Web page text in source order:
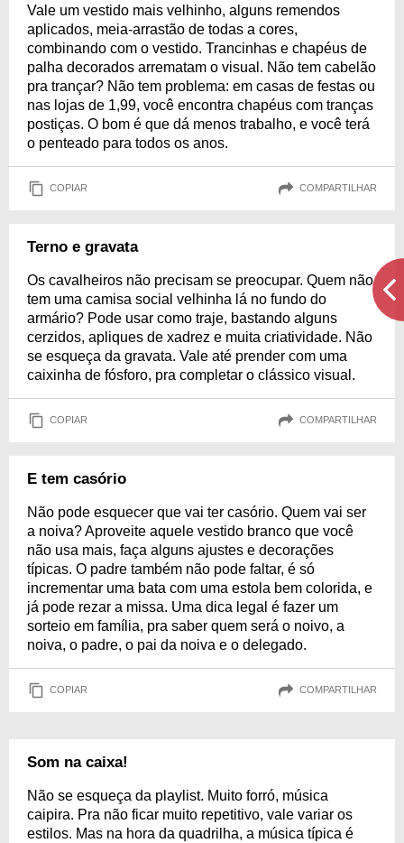
Vale um vestido mais velhinho, alguns remendos
aplicados, meia-arrastão de todas a cores,
combinando com o vestido. Trancinhas e chapéus de
palha decorados arrematam o visual. Não tem cabelão
pra trançar? Não tem problema: em casas de festas ou
nas lojas de 1,99, você encontra chapéus com tranças
postiças. O bom é que dá menos trabalho, e você terá
o penteado para todos os anos.
COPIAR COMPARTILHAR
Terno e gravata
Os cavalheiros não precisam se preocupar. Quem não
tem uma camisa social velhinha lá no fundo do
armário? Pode usar como traje, bastando alguns
cerzidos, apliques de xadrez e muita criatividade. Não
se esqueça da gravata. Vale até prender com uma
caixinha de fósforo, pra completar o clássico visual.
COPIAR COMPARTILHAR
E tem casório
Não pode esquecer que vai ter casório. Quem vai ser
a noiva? Aproveite aquele vestido branco que você
não usa mais, faça alguns ajustes e decorações
típicas. O padre também não pode faltar, é só
incrementar uma bata com uma estola bem colorida, e
já pode rezar a missa. Uma dica legal é fazer um
sorteio em família, pra saber quem será o noivo, a
noiva, o padre, o pai da noiva e o delegado.
COPIAR COMPARTILHAR
Som na caixa!
Não se esqueça da playlist. Muito forró, música
caipira. Pra não ficar muito repetitivo, vale variar os
estilos. Mas na hora da quadrilha, a música típica é